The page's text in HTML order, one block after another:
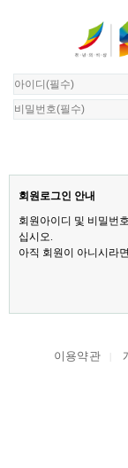
회원로그인 안내
회원아이디 및 비밀번
십시오.
아직 회원이 아니시라
이용약관